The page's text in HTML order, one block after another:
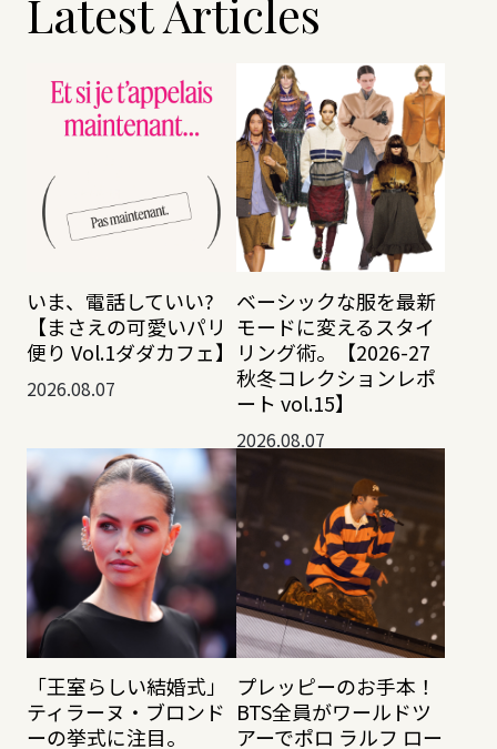
Latest Articles
いま、電話していい?
【まさえの可愛いパリ
便り Vol.1ダダカフェ】
2026.08.07
ベーシックな服を最新
モードに変えるスタイ
リング術。【2026-27
秋冬コレクションレポ
ート vol.15】
2026.08.07
「王室らしい結婚式」
ティラーヌ・ブロンド
ーの挙式に注目。
プレッピーのお手本！
BTS全員がワールドツ
アーでポロ ラルフ ロー